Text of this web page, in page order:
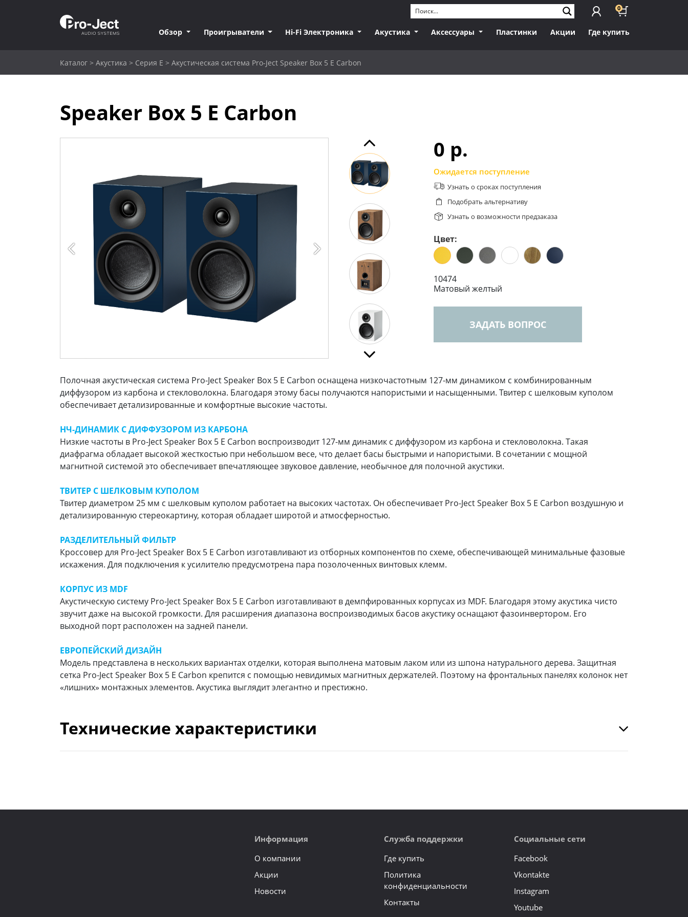
0
Обзор Проигрыватели Hi-Fi Электроника Акустика Аксессуары Пластинки Акции Где купить
Каталог > Акустика > Серия E > Акустическая система Pro-Ject Speaker Box 5 E Carbon
Speaker Box 5 E Carbon
0 p.
Ожидается поступление
Узнать о сроках поступления
Подобрать альтернативу
Узнать о возможности предзаказа
Цвет:
10474
Матовый желтый
ЗАДАТЬ ВОПРОС
Полочная акустическая система Pro-Ject Speaker Box 5 E Carbon оснащена низкочастотным 127-мм динамиком с комбинированным
диффузором из карбона и стекловолокна. Благодаря этому басы получаются напористыми и насыщенными. Твитер с шелковым куполом
обеспечивает детализированные и комфортные высокие частоты.
НЧ-ДИНАМИК С ДИФФУЗОРОМ ИЗ КАРБОНА
Низкие частоты в Pro-Ject Speaker Box 5 E Carbon воспроизводит 127-мм динамик с диффузором из карбона и стекловолокна. Такая
диафрагма обладает высокой жесткостью при небольшом весе, что делает басы быстрыми и напористыми. В сочетании с мощной
магнитной системой это обеспечивает впечатляющее звуковое давление, необычное для полочной акустики.
ТВИТЕР С ШЕЛКОВЫМ КУПОЛОМ
Твитер диаметром 25 мм с шелковым куполом работает на высоких частотах. Он обеспечивает Pro-Ject Speaker Box 5 E Carbon воздушную и
детализированную стереокартину, которая обладает широтой и атмосферностью.
РАЗДЕЛИТЕЛЬНЫЙ ФИЛЬТР
Кроссовер для Pro-Ject Speaker Box 5 E Carbon изготавливают из отборных компонентов по схеме, обеспечивающей минимальные фазовые
искажения. Для подключения к усилителю предусмотрена пара позолоченных винтовых клемм.
КОРПУС ИЗ MDF
Акустическую систему Pro-Ject Speaker Box 5 E Carbon изготавливают в демпфированных корпусах из MDF. Благодаря этому акустика чисто
звучит даже на высокой громкости. Для расширения диапазона воспроизводимых басов акустику оснащают фазоинвертором. Его
выходной порт расположен на задней панели.
ЕВРОПЕЙСКИЙ ДИЗАЙН
Модель представлена в нескольких вариантах отделки, которая выполнена матовым лаком или из шпона натурального дерева. Защитная
сетка Pro-Ject Speaker Box 5 E Carbon крепится с помощью невидимых магнитных держателей. Поэтому на фронтальных панелях колонок нет
«лишних» монтажных элементов. Акустика выглядит элегантно и престижно.
Технические характеристики
Информация
О компании
Акции
Новости
Служба поддержки
Где купить
Политика
конфиденциальности
Контакты
Социальные сети
Facebook
Vkontakte
Instagram
Youtube